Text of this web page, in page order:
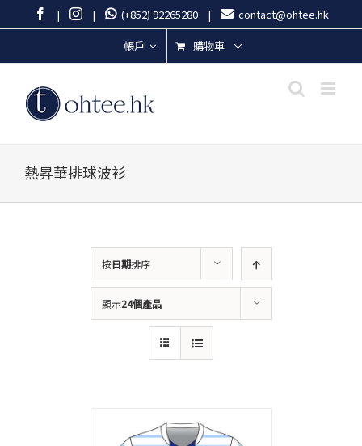
to
Facebook
| Instagram
| (+852) 92265280 | contact@ohtee.hk
帳戶 購物車
熱昇華排球波衫
按日期排序
顯示24個產品